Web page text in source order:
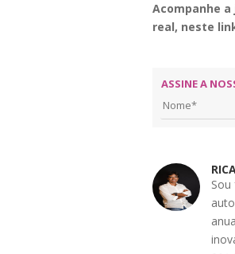
Acompanhe
real, neste
ASSINE A